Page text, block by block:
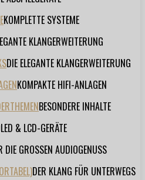
KOMPLETTE SYSTEME
KLANGERWEITERUNG
DIE ELEGANTE KLANGERWEITERUNG
KOMPAKTE HIFI-ANLAGEN
BESONDERE INHALTE
& LCD-GERÄTE
DIE GROSSEN AUDIOGENUSS
DER KLANG FÜR UNTERWEGS